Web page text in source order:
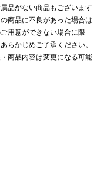
品がない商品もございます
商品に不良があった場合は
用意ができない場合に限
らかじめご了承ください。
商品内容は変更になる可能